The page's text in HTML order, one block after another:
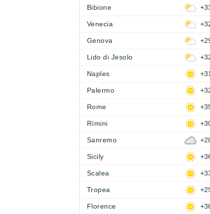
Bibione
Venecia
Genova
Lido di Jesolo
Naples
Palermo
Rome
Rímini
Sanremo
Sicily
Scalea
Tropea
Florence